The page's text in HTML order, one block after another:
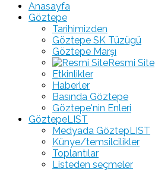
Anasayfa
Göztepe
Tarihimizden
Göztepe SK Tüzügü
Göztepe Marşı
Resmi Site
Etkinlikler
Haberler
Basında Göztepe
Göztepe'nin Enleri
GöztepeLIST
Medyada GöztepLIST
Künye/temsilcilikler
Toplantılar
Listeden seçmeler